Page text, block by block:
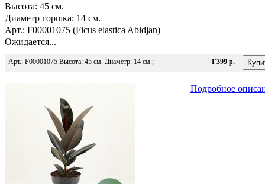
Высота: 45 см.
Диаметр горшка: 14 см.
Арт.: F00001075 (Ficus elastica Abidjan)
Ожидается...
Арт.: F00001075 Высота: 45 см. Диаметр: 14 см.; 1'399 р.
Подробное